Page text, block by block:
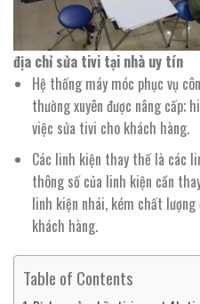
địa chỉ sửa tivi tại nhà uy tín
Hệ thống máy móc phục vụ
thường xuyên được nâng cấp;
việc sửa tivi cho khách hàng.
Các linh kiện thay thế là các
thông số của linh kiện cần
linh kiện nhái, kém chất
khách hàng.
Table of Contents